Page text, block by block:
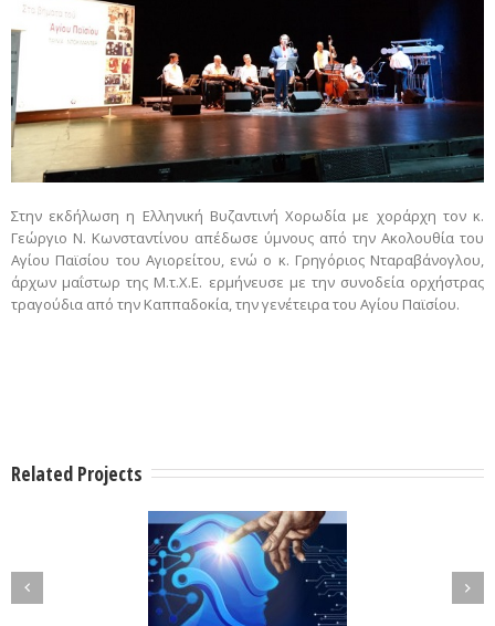
Στην εκδήλωση η Ελληνική Βυζαντινή Χορωδία με χοράρχη τον κ.
Γεώργιο Ν. Κωνσταντίνου απέδωσε ύμνους από την Ακολουθία του
Αγίου Παϊσίου του Αγιορείτου, ενώ ο κ. Γρηγόριος Νταραβάνογλου,
άρχων μαΐστωρ της Μ.τ.Χ.Ε. ερμήνευσε με την συνοδεία ορχήστρας
τραγούδια από την Καππαδοκία, την γενέτειρα του Αγίου Παϊσίου.
Related Projects